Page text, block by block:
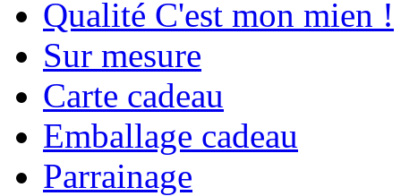
Qualité C'est mon mien !
Sur mesure
Carte cadeau
Emballage cadeau
Parrainage